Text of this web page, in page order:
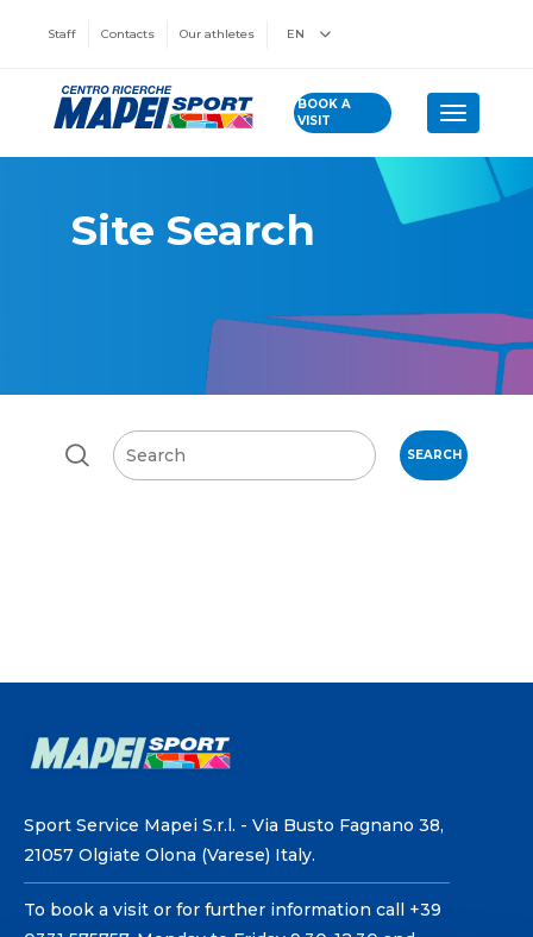
Staff Contacts Our athletes EN
BOOK A
VISIT
Toggle
Site Search
SEARCH
Sport Service Mapei S.r.l. - Via Busto Fagnano 38,
21057 Olgiate Olona (Varese) Italy.
To book a visit or for further information call +39